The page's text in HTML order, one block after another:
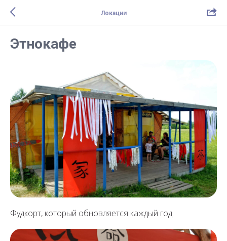
Локации
Этнокафе
Фудкорт, который обновляется каждый год.